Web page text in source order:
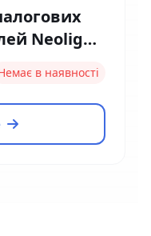
Neolight
в наявності